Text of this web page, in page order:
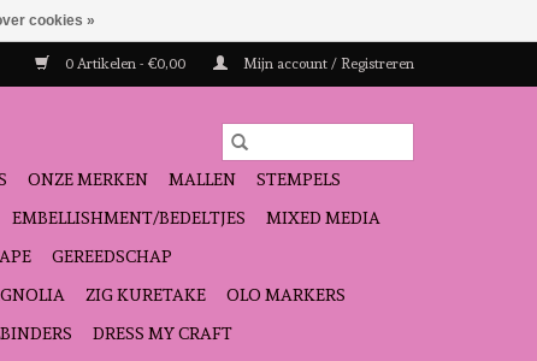
0 Artikelen - €0,00 Mijn account / Registreren
ONZE MERKEN MALLEN
STEMPELS
EMBELLISHMENT/BEDELTJES
MIXED MEDIA
GEREEDSCHAP
ZIG KURETAKE
OLO MARKERS
DRESS MY CRAFT
cookies »